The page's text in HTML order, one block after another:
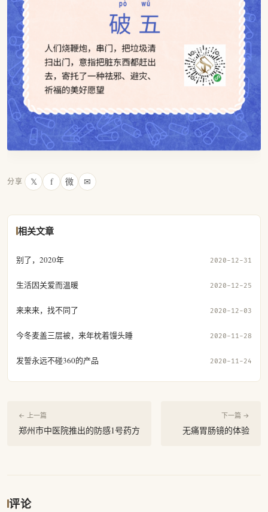
分享 𝕏 f 微 ✉
相关文章
别了，2020年 2020-12-31
生活因关爱而温暖 2020-12-25
来来来，找不同了 2020-12-03
今冬麦盖三层被，来年枕着馒头睡 2020-11-28
发誓永远不碰360的产品 2020-11-24
← 上一篇
郑州市中医院推出的防感1号药方
下一篇 →
无痛胃肠镜的体验
评论